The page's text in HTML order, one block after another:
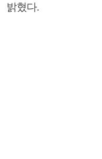
밝혔다.